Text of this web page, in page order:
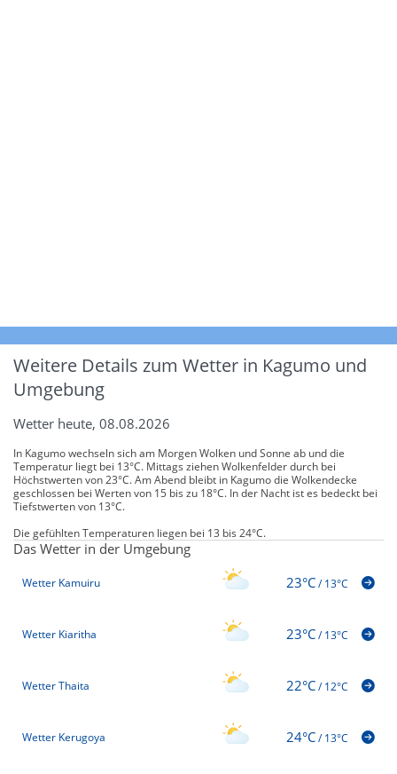
Weitere Details zum Wetter in Kagumo und
Umgebung
Wetter heute, 08.08.2026
In Kagumo wechseln sich am Morgen Wolken und Sonne ab und die
Temperatur liegt bei 13°C. Mittags ziehen Wolkenfelder durch bei
Höchstwerten von 23°C. Am Abend bleibt in Kagumo die Wolkendecke
geschlossen bei Werten von 15 bis zu 18°C. In der Nacht ist es bedeckt bei
Tiefstwerten von 13°C.
Die gefühlten Temperaturen liegen bei 13 bis 24°C.
Das Wetter in der Umgebung
Wetter Kamuiru 23°C/13°C
Wetter Kiaritha 23°C/13°C
Wetter Thaita 22°C/12°C
Wetter Kerugoya 24°C/13°C